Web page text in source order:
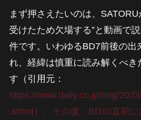
まず押さえたいのは、SATORU
受けたため欠場する”と動画で
件です。いわゆるBD7前後の出
れ、経緯は慎重に読み解くべき
す（引用元：
https://www.daily.co.jp/ring/
.shtml）。その後、BD10直前